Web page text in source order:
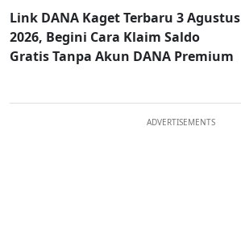
Link DANA Kaget Terbaru 3 Agustus
2026, Begini Cara Klaim Saldo
Gratis Tanpa Akun DANA Premium
ADVERTISEMENTS